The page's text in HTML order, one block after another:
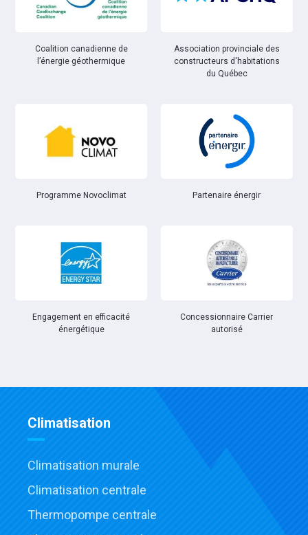
Coalition canadienne de
l’énergie géothermique
Association provinciale des
constructeurs d'habitations
du Québec
Programme Novoclimat Partenaire énergir
Engagement en efficacité
énergétique
Concessionnaire Carrier
autorisé
Climatisation
Climatisation murale
Climatisation centrale
Thermopompe centrale